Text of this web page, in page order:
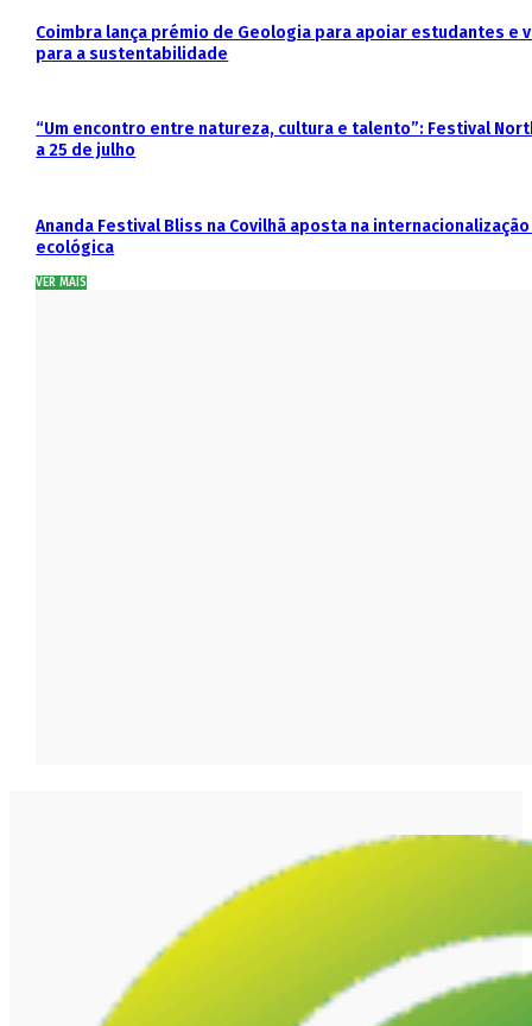
Coimbra lança prémio de Geologia para apoiar estudantes e
para a sustentabilidade
“Um encontro entre natureza, cultura e talento”: Festival
a 25 de julho
Ananda Festival Bliss na Covilhã aposta na
ecológica
VER MAIS